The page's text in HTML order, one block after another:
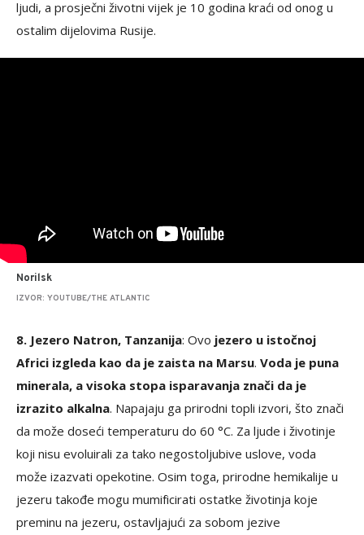
ljudi, a prosječni životni vijek je 10 godina kraći od onog u
ostalim dijelovima Rusije.
Norilsk
IZVOR: YOUTUBE/THE ATLANTIC
8. Jezero Natron, Tanzanija: Ovo jezero u istočnoj
Africi izgleda kao da je zaista na Marsu. Voda je puna
minerala, a visoka stopa isparavanja znači da je
izrazito alkalna. Napajaju ga prirodni topli izvori, što znači
da može doseći temperaturu do 60 °C. Za ljude i životinje
koji nisu evoluirali za tako negostoljubive uslove, voda
može izazvati opekotine. Osim toga, prirodne hemikalije u
jezeru takođe mogu mumificirati ostatke životinja koje
preminu na jezeru, ostavljajući za sobom jezive